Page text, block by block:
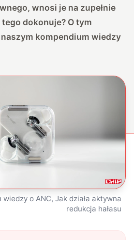
wnosi je na zupełnie
dokonuje? O tym
kompendium wiedzy
wiedzy o ANC, Jak działa aktywna
redukcja hałasu